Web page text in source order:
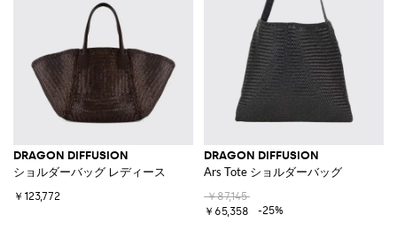
DRAGON DIFFUSION
ショルダーバッグ レディース
￥123,772
DRAGON DIFFUSION
Ars Tote ショルダーバッグ
￥87,145
￥65,358
-25%